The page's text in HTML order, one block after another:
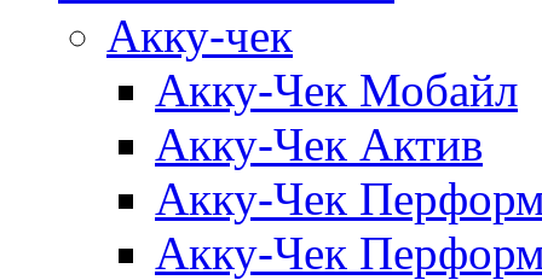
Акку-чек
Акку-Чек Мобайл
Акку-Чек Актив
Акку-Чек
Акку-Чек